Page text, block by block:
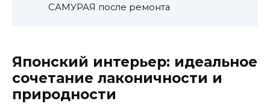
САМУРАЯ после ремонта
Японский интерьер: идеальное
сочетание лаконичности и
природности